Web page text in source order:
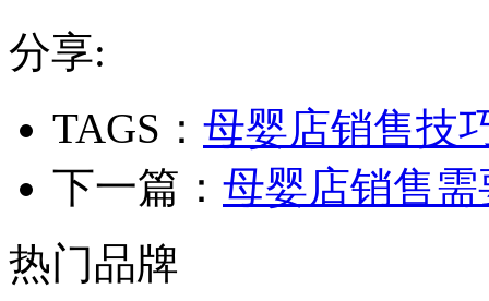
分享:
TAGS： 母婴店销售技
下一篇： 母婴店销售
热门品牌